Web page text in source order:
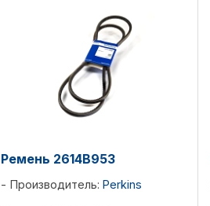
Ремень 2614B953
Производитель: Perkins